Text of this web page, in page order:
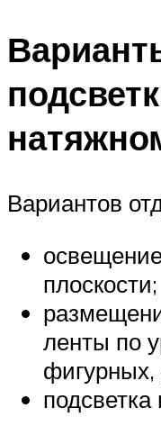
Вариантов
плоскости;
ленты по
фигурных,
подсветка